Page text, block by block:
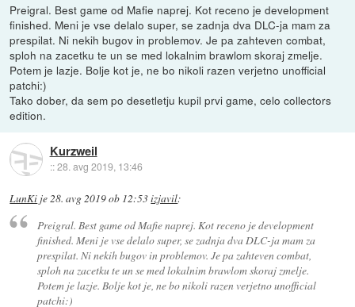
Preigral. Best game od Mafie naprej. Kot receno je development
finished. Meni je vse delalo super, se zadnja dva DLC-ja mam za
prespilat. Ni nekih bugov in problemov. Je pa zahteven combat,
sploh na zacetku te un se med lokalnim brawlom skoraj zmelje.
Potem je lazje. Bolje kot je, ne bo nikoli razen verjetno unofficial
patchi:)
Tako dober, da sem po desetletju kupil prvi game, celo collectors
edition.
Kurzweil
::28. avg 2019, 13:46
LunKi je28. avg 2019 ob 12:53izjavil:
Preigral. Best game od Mafie naprej. Kot receno je development
finished. Meni je vse delalo super, se zadnja dva DLC-ja mam za
prespilat. Ni nekih bugov in problemov. Je pa zahteven combat,
sploh na zacetku te un se med lokalnim brawlom skoraj zmelje.
Potem je lazje. Bolje kot je, ne bo nikoli razen verjetno unofficial
patchi:)